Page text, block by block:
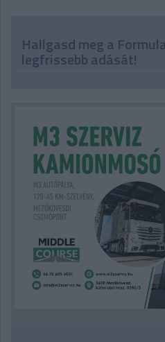
Hallgasd meg a
legfrissebb adását!